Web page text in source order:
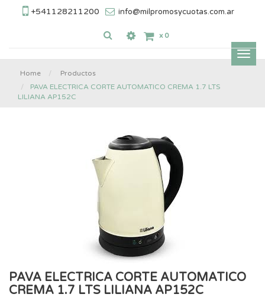
+541128211200 info@milpromosycuotas.com.ar
x 0
Home
Productos
PAVA ELECTRICA CORTE AUTOMATICO CREMA 1.7 LTS
LILIANA AP152C
PAVA ELECTRICA CORTE AUTOMATICO
CREMA 1.7 LTS LILIANA AP152C